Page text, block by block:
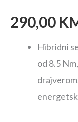
290,00
Hibridni
od 8.5